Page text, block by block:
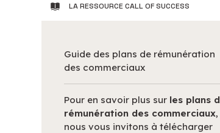
LA RESSOURCE CALL OF SUCCESS
Guide des plans de rémunération
des commerciaux
Pour en savoir plus sur les plans
rémunération des commerciaux,
nous vous invitons à télécharger